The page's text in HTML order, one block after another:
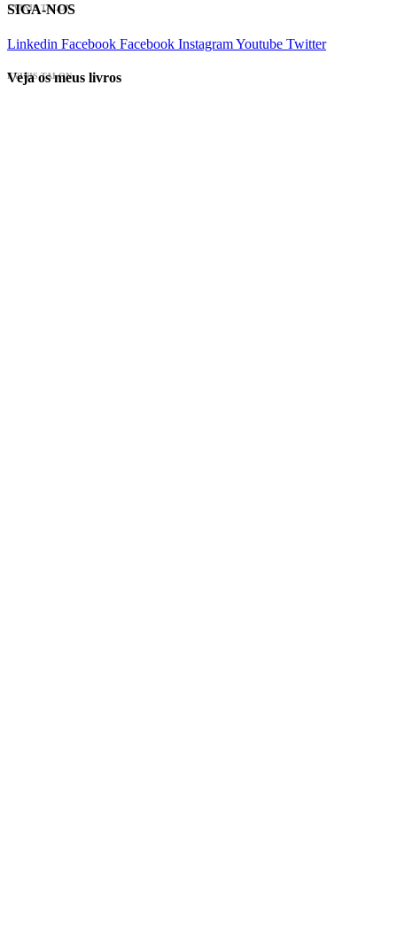
EVINIS TALON
SIGA-NOS
Linkedin Facebook Facebook InstagramYoutube Twitter
EVINIS TALON
Veja os meus livros